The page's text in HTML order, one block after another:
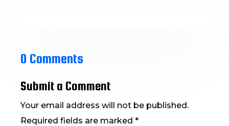
 Gildebladen
0 Comments
0 Comments
Submit a Comment
Your email address will not be published.
Required fields are marked*